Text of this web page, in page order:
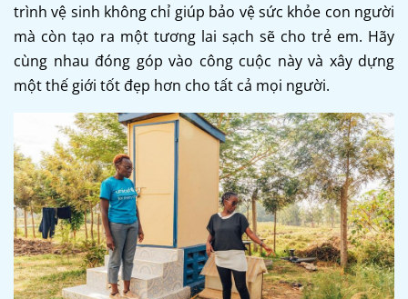
trình vệ sinh không chỉ giúp bảo vệ sức khỏe con người
mà còn tạo ra một tương lai sạch sẽ cho trẻ em. Hãy
cùng nhau đóng góp vào công cuộc này và xây dựng
một thế giới tốt đẹp hơn cho tất cả mọi người.